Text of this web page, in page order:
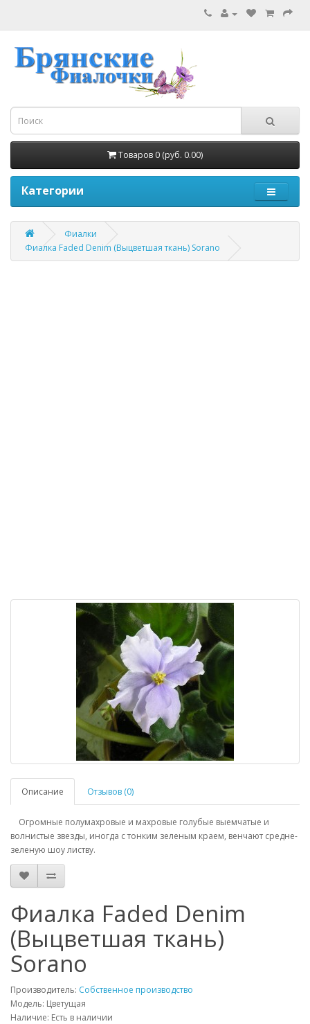
Товаров 0 (руб. 0.00)
Категории
Фиалки
Фиалка Faded Denim (Выцветшая ткань) Sorano
Описание Отзывов (0)
Огромные полумахровые и махровые голубые выемчатые и
волнистые звезды, иногда с тонким зеленым краем, венчают средне-
зеленую шоу листву.
Фиалка Faded Denim
(Выцветшая ткань)
Sorano
Производитель: Собственное производство
Модель: Цветущая
Наличие: Есть в наличии